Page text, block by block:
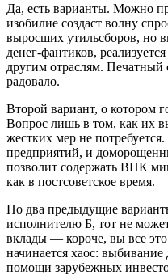
Да, есть варианты. Можно
изобилие создаст волну
выросших утильсборов, но
денег-фантиков,
другим отраслям. Печатный
радовало.
Второй вариант, о котором
Вопрос лишь в том, как их
жестких мер не
предприятий, и
позволит содержать ВПК
как в постсоветское время.
Но два предыдущие
исполнителю Б, тот не
вклады — короче, вы все
начинается хаос:
помощи зарубежных